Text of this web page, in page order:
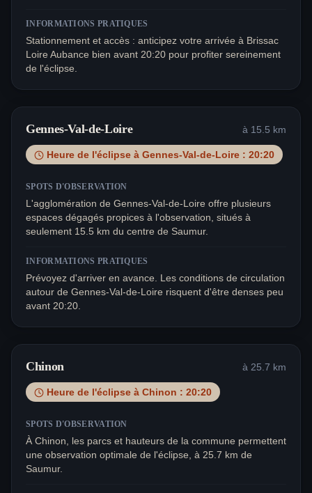
INFORMATIONS PRATIQUES
Stationnement et accès : anticipez votre arrivée à Brissac
Loire Aubance bien avant 20:20 pour profiter sereinement
de l'éclipse.
Gennes-Val-de-Loire à 15.5 km
Heure de l'éclipse à Gennes-Val-de-Loire : 20:20
SPOTS D'OBSERVATION
L'agglomération de Gennes-Val-de-Loire offre plusieurs
espaces dégagés propices à l'observation, situés à
seulement 15.5 km du centre de Saumur.
INFORMATIONS PRATIQUES
Prévoyez d'arriver en avance. Les conditions de circulation
autour de Gennes-Val-de-Loire risquent d'être denses peu
avant 20:20.
Chinon à 25.7 km
Heure de l'éclipse à Chinon : 20:20
SPOTS D'OBSERVATION
À Chinon, les parcs et hauteurs de la commune permettent
une observation optimale de l'éclipse, à 25.7 km de
Saumur.